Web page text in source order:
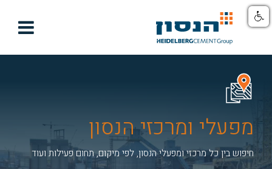

מפעלי ומרכזי הנסון
חיפוש בין כל מרכזי ומפעלי הנסון, לפי מיקום, תחום פעילות ועוד